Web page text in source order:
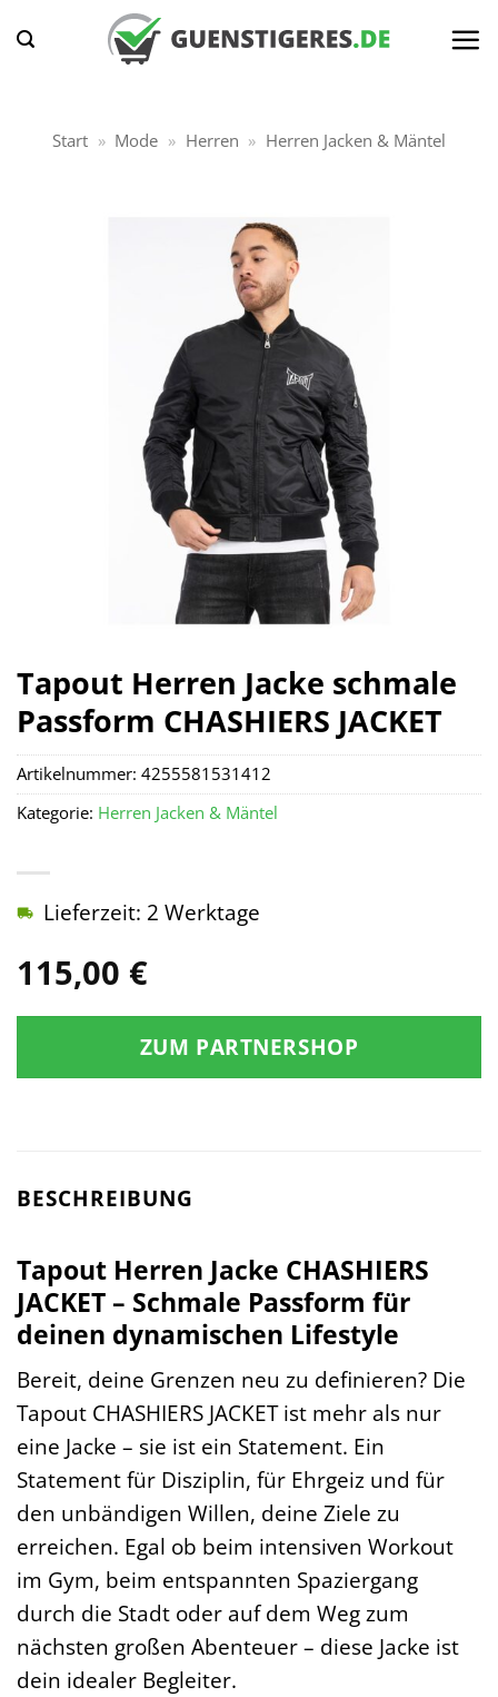
Inhalt
Start » Mode » Herren » Herren Jacken & Mäntel
Tapout Herren Jacke schmale
Passform CHASHIERS JACKET
115,00 €
Lieferzeit: 2 Werktage
ZUM PARTNERSHOP
Artikelnummer: 4255581531412
Kategorie: Herren Jacken & Mäntel
BESCHREIBUNG
Tapout Herren Jacke CHASHIERS
JACKET – Schmale Passform für
deinen dynamischen Lifestyle
Bereit, deine Grenzen neu zu definieren? Die
Tapout CHASHIERS JACKET ist mehr als nur
eine Jacke – sie ist ein Statement. Ein
Statement für Disziplin, für Ehrgeiz und für
den unbändigen Willen, deine Ziele zu
erreichen. Egal ob beim intensiven Workout
im Gym, beim entspannten Spaziergang
durch die Stadt oder auf dem Weg zum
nächsten großen Abenteuer – diese Jacke ist
dein idealer Begleiter.